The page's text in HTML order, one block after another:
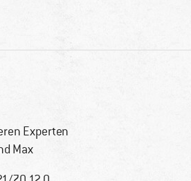
Experten
Max